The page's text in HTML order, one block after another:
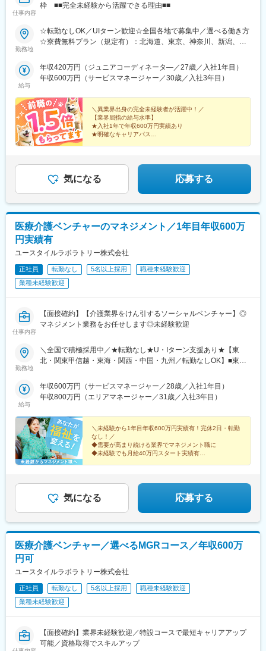
仕事内容
枠 ■■完全未経験から活躍できる理由■■
勤務地
☆転勤なしOK／UIターン歓迎☆全国各地で募集中／選べる働き方
☆寮費無料プラン（規定有）：北海道、東京、神奈川、新潟、三
ス】◇地元採用・転勤なし可■東北／北海道、青森、岩手、宮城、
山形、福島■関東甲信越／茨城、栃木、群馬、埼玉、千葉、東京、
神奈川、新潟、富山、山梨、長野■東海／岐阜、静岡、愛知、三重
山、広島、山口、徳島、香川、愛媛、高知■九州／福岡、佐賀、長
崎、熊本、大分、宮崎、鹿児島、沖縄☆江戸川・川崎・湘南・川
越・香川・徳島・青森・多摩川にて新規オープン★別事業へのキ
ャリアチェンジによる昇格可能☆ページ下部「勤務地の一例」も
ご参照ください【2／全国マネージャーコース】◆全国募集／引越
在地はHP参照⇒養成期間後の勤務地は現在お住まいの地域又はジ
ェネラルマネージャーと相談の上決定◆引越し手当支給・家賃無
料の借り上げ社宅提供☆早期キャリアアップしたい方に最適なポ
ジション
給与
年収420万円（ジュニアコーディネータ―／27歳／入社1年目）
年収600万円（サービスマネージャー／30歳／入社3年目）
＼異業界出身の完全未経験者が活躍中！／
【業界屈指の給与水準】
★入社1年で年収600万円実績あり
★明確なキャリアパス
気になる 応募する
医療介護ベンチャーのマネジメント／1年目年収600万
円実績有
ユースタイルラボラトリー株式会社
正社員 転勤なし 5名以上採用
職種未経験歓迎
業種未経験歓迎
仕事内容
【面接確約】【介護業界をけん引するソーシャルベンチャー】◎
マネジメント業務をお任せします◎未経験歓迎
勤務地
＼全国で積極採用中／★転勤なし★U・Iターン支援あり★【東
北・関東甲信越・東海・関西・中国・九州／転勤なしOK】■東北
木、群馬、埼玉、千葉、東京、神奈川、新潟、富山、山梨、長野■
東海／岐阜、静岡、愛知、三重■関西／滋賀、京都、大阪、兵庫、
奈良、和歌山■中国・四国／岡山、広島、山口、徳島、香川、愛
沖縄★【エリア勤務希望・移住希望の方優遇】：サポート制度も
充実していますので、現在のお住まいに関わらずご希望をお知ら
せください！☆『寮費無料プラン』あり（規定有）：下記勤務地
希望・移住希望の方はお気軽にご相談ください！※【北海道】【東
京都】【神奈川県】【新潟県】【三重県】【滋賀県】【沖縄県】
用会社負担等の移住支援あり（規定有）・U・Iターン転勤希望者
への1年間の支援あり（規定有）★江戸川・川崎・湘南・川越・香
川・徳島・青森にて新規事業所オープン！
給与
年収600万円（サービスマネージャー／28歳／入社1年目）
年収800万円（エリアマネージャー／31歳／入社3年目）
＼未経験から1年目年収600万円実績有！完休2日・転勤
なし！／
◆需要が高まり続ける業界でマネジメント職に
◆未経験でも月給40万円スタート実績有
気になる 応募する
医療介護ベンチャー／選べるMGRコース／年収600万
円可
ユースタイルラボラトリー株式会社
正社員 転勤なし 5名以上採用
職種未経験歓迎
業種未経験歓迎
【面接確約】業界未経験歓迎／特設コースで最短キャリアアップ
可能／資格取得でスキルアップ